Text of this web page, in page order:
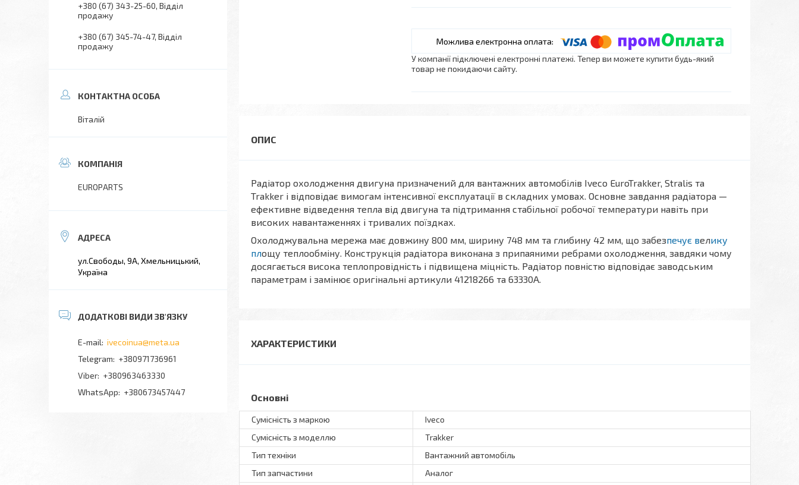
У компанії підключені електронні платежі. Тепер ви можете купити будь-який
товар не покидаючи сайту.
Радіатор охолодження двигуна призначений для вантажних автомобілів Iveco EuroTrakker, Stralis та
Trakker і відповідає вимогам інтенсивної експлуатації в складних умовах. Основне завдання радіатора —
ефективне відведення тепла від двигуна та підтримання стабільної робочої температури навіть при
високих навантаженнях і тривалих поїздках.
Охолоджувальна мережа має довжину 800 мм, ширину 748 мм та глибину 42 мм, що забезпечує велику
площу теплообміну. Конструкція радіатора виконана з припаяними ребрами охолодження, завдяки чому
досягається висока теплопровідність і підвищена міцність. Радіатор повністю відповідає заводським
параметрам і замінює оригінальні артикули 41218266 та 63330A.
ХАРАКТЕРИСТИКИ
Основні
Сумісність з маркою
Iveco
Сумісність з моделлю
Trakker
Тип техніки
Вантажний автомобіль
Тип запчастини
Аналог
+380 (67) 343-25-60 Відділ
продажу
+380 (67) 345-74-47 Відділ
продажу
Віталій
EUROPARTS
ул.Свободы, 9А, Хмельницький,
Україна
ivecoinua@meta.ua
+380971736961
+380963463330
+380673457447